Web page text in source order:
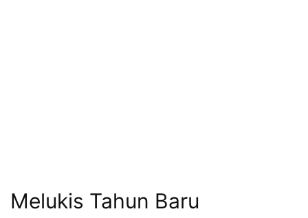
Melukis Tahun Baru